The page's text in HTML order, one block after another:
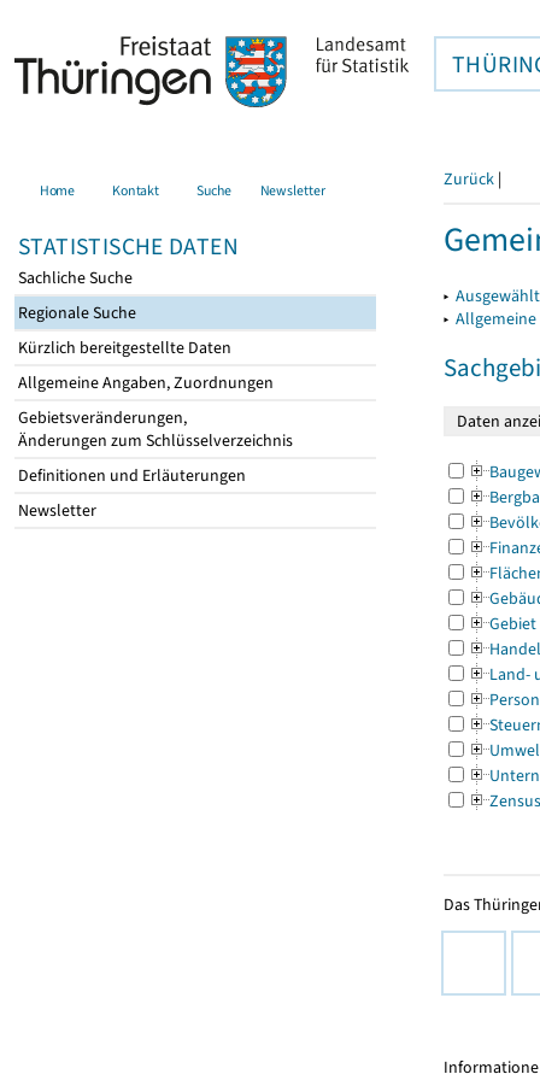
Home Kontakt Suche Newsletter
STATISTISCHE DATEN
Sachliche Suche
Regionale Suche
Kürzlich bereitgestellte Daten
Allgemeine Angaben, Zuordnungen
Gebietsveränderungen,
Änderungen zum Schlüsselverzeichnis
Definitionen und Erläuterungen
Newsletter
Zurück |
▸
▸
Gebiet
Land-
Zensus
Das